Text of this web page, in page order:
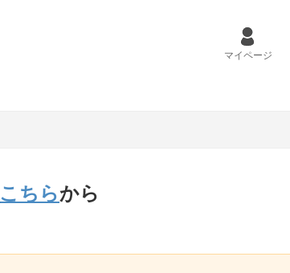
マイページ
こちらから